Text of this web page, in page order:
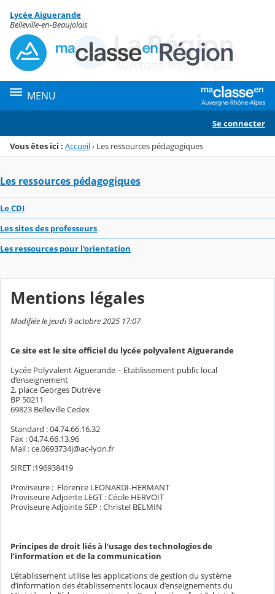
Menu de la rubrique
Contenu
Lycée Aiguerande
Belleville-en-Beaujolais
MENU
Se connecter
Vous êtes ici : Accueil› Les ressources pédagogiques
Les ressources pédagogiques
Le CDI
Les sites des professeurs
Les ressources pour l'orientation
Mentions légales
Modifiée le jeudi 9 octobre 2025 17:07
Ce site est le site officiel du lycée polyvalent Aiguerande
Lycée Polyvalent Aiguerande – Etablissement public local
d’enseignement
2, place Georges Dutrève
BP 50211
69823 Belleville Cedex
Standard : 04.74.66.16.32
Fax : 04.74.66.13.96
Mail : ce.0693734j@ac-lyon.fr
SIRET :196938419
Proviseure : Florence LEONARDI-HERMANT
Proviseure Adjointe LEGT : Cécile HERVOIT
Proviseure Adjointe SEP : Christel BELMIN
Principes de droit liés à l’usage des technologies de
l’information et de la communication
L’établissement utilise les applications de gestion du système
d’information des établissements locaux d’enseignements du